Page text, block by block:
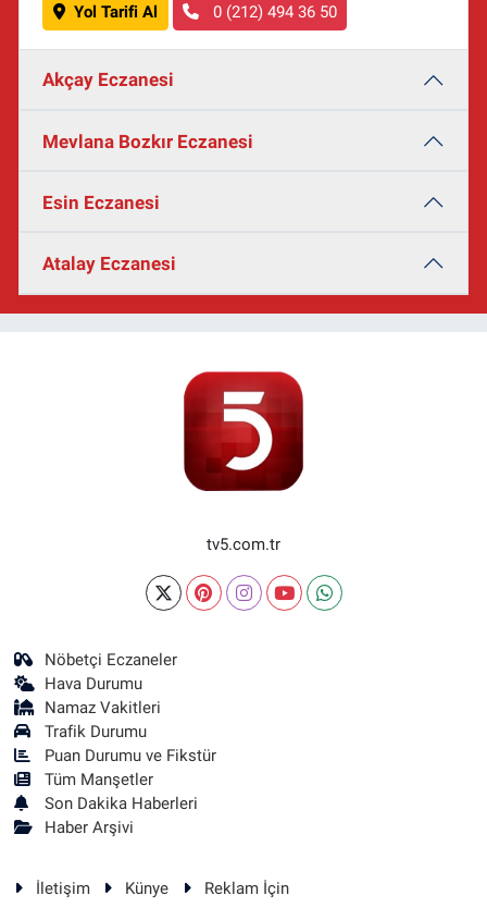
Yol Tarifi Al 0 (212) 494 36 50
Akçay Eczanesi
Mevlana Bozkır Eczanesi
Esin Eczanesi
Atalay Eczanesi
tv5.com.tr
Nöbetçi Eczaneler
Hava Durumu
Namaz Vakitleri
Trafik Durumu
Puan Durumu ve Fikstür
Tüm Manşetler
Son Dakika Haberleri
Haber Arşivi
İletişim Künye Reklam İçin